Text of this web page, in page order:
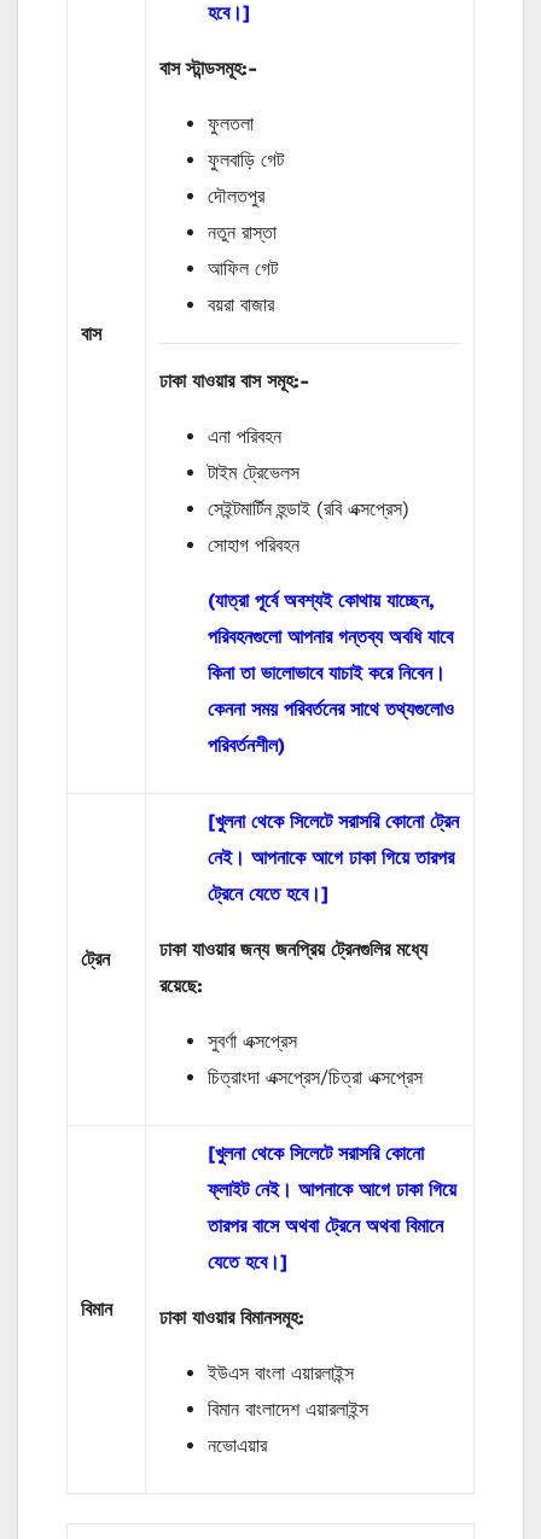
বাস
হবে।]
বাস স্টান্ডসমূহ:-
ফুলতলা
ফুলবাড়ি গেট
দৌলতপুর
নতুন রাস্তা
আফিল গেট
বয়রা বাজার
ঢাকা যাওয়ার বাস সমূহ:-
এনা পরিবহন
টাইম ট্রেভেলস
সেইন্টমার্টিন হুন্ডাই (রবি এক্সপ্রেস)
সোহাগ পরিবহন
(যাত্রা পূর্বে অবশ্যই কোথায় যাচ্ছেন,
পরিবহনগুলো আপনার গন্তব্য অবধি যাবে
কিনা তা ভালোভাবে যাচাই করে নিবেন।
কেননা সময় পরিবর্তনের সাথে তথ্যগুলোও
পরিবর্তনশীল)
ট্রেন
[খুলনা থেকে সিলেটে সরাসরি কোনো ট্রেন
নেই। আপনাকে আগে ঢাকা গিয়ে তারপর
ট্রেনে যেতে হবে।]
ঢাকা যাওয়ার জন্য জনপ্রিয় ট্রেনগুলির মধ্যে
রয়েছে:
সুবর্ণা এক্সপ্রেস
চিত্রাংদা এক্সপ্রেস/চিত্রা এক্সপ্রেস
বিমান
[খুলনা থেকে সিলেটে সরাসরি কোনো
ফ্লাইট নেই। আপনাকে আগে ঢাকা গিয়ে
তারপর বাসে অথবা ট্রেনে অথবা বিমানে
যেতে হবে।]
ঢাকা যাওয়ার বিমানসমূহ:
ইউএস বাংলা এয়ারলাইন্স
বিমান বাংলাদেশ এয়ারলাইন্স
নভোএয়ার